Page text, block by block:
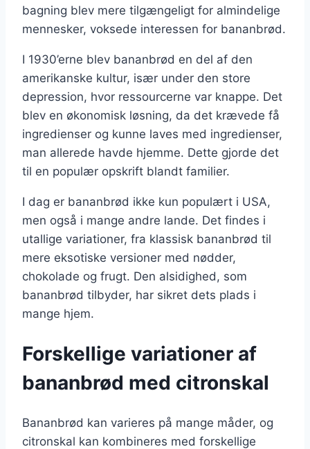
bagning blev mere tilgængeligt for almindelige
mennesker, voksede interessen for bananbrød.
I 1930’erne blev bananbrød en del af den
amerikanske kultur, især under den store
depression, hvor ressourcerne var knappe. Det
blev en økonomisk løsning, da det krævede få
ingredienser og kunne laves med ingredienser,
man allerede havde hjemme. Dette gjorde det
til en populær opskrift blandt familier.
I dag er bananbrød ikke kun populært i USA,
men også i mange andre lande. Det findes i
utallige variationer, fra klassisk bananbrød til
mere eksotiske versioner med nødder,
chokolade og frugt. Den alsidighed, som
bananbrød tilbyder, har sikret dets plads i
mange hjem.
Forskellige variationer af
bananbrød med citronskal
Bananbrød kan varieres på mange måder, og
citronskal kan kombineres med forskellige